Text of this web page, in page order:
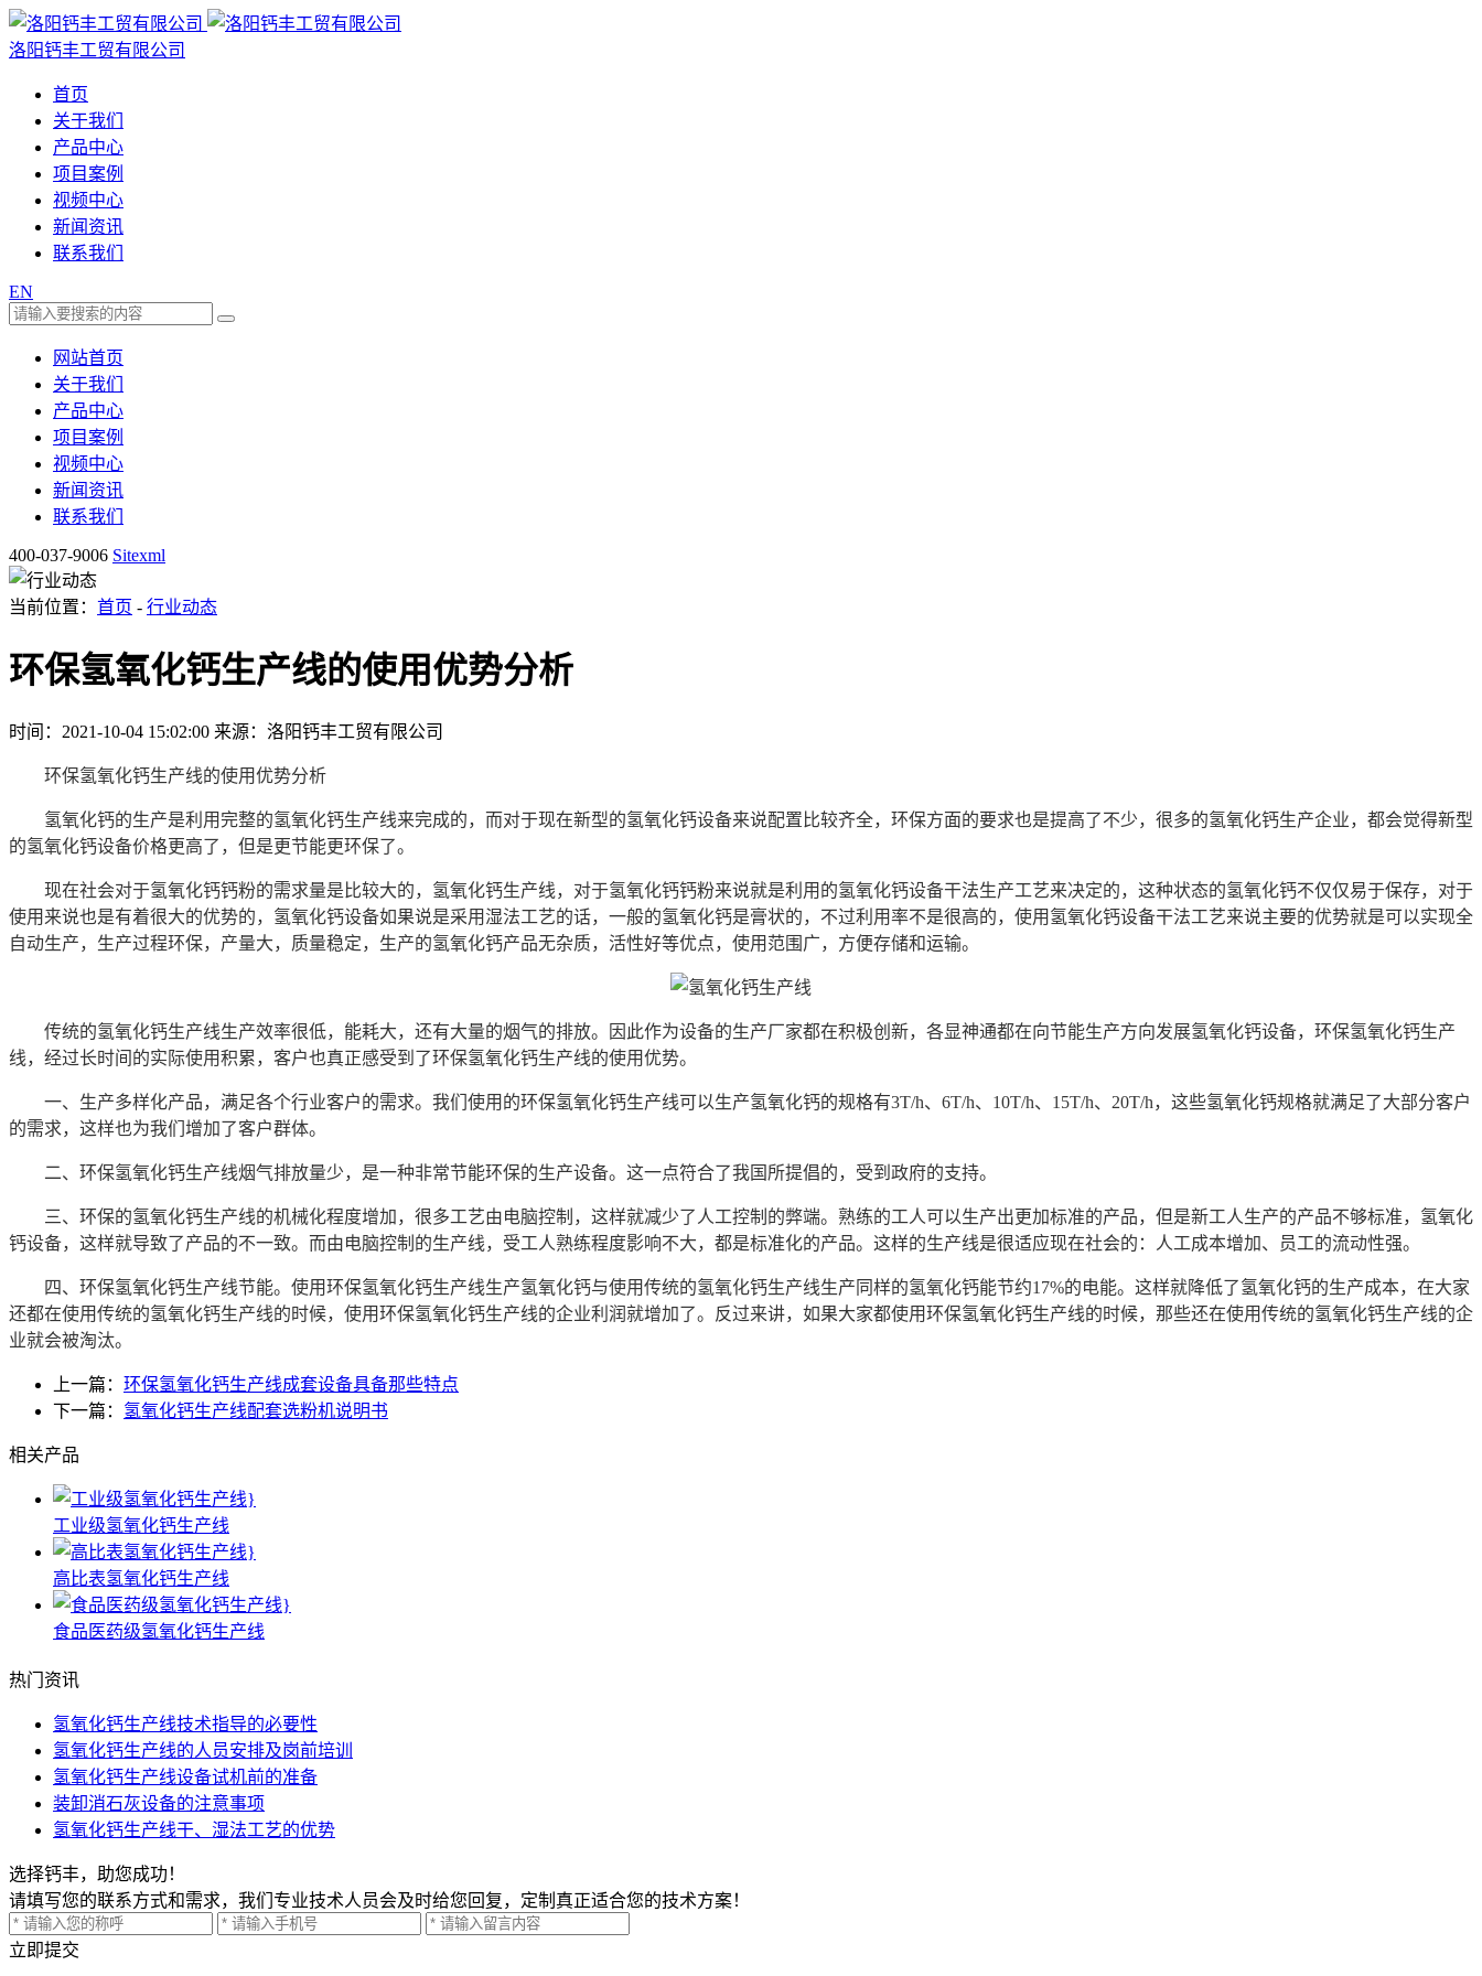
洛阳钙丰工贸有限公司
首页
关于我们
产品中心
项目案例
视频中心
新闻资讯
联系我们
EN
网站首页
关于我们
产品中心
项目案例
视频中心
新闻资讯
联系我们
400-037-9006 Sitexml
当前位置： 首页 - 行业动态
环保氢氧化钙生产线的使用优势分析
时间：2021-10-04 15:02:00 来源：洛阳钙丰工贸有限公司
环保氢氧化钙生产线的使用优势分析
氢氧化钙的生产是利用完整的氢氧化钙生产线来完成的，而对于现在新型的氢氧化钙设备来说配置比较齐全，环保方面的要求也是提高了不少，很多的氢氧化钙生产企业，都会觉得新型
的氢氧化钙设备价格更高了，但是更节能更环保了。
现在社会对于氢氧化钙钙粉的需求量是比较大的，氢氧化钙生产线，对于氢氧化钙钙粉来说就是利用的氢氧化钙设备干法生产工艺来决定的，这种状态的氢氧化钙不仅仅易于保存，对于
使用来说也是有着很大的优势的，氢氧化钙设备如果说是采用湿法工艺的话，一般的氢氧化钙是膏状的，不过利用率不是很高的，使用氢氧化钙设备干法工艺来说主要的优势就是可以实现全
自动生产，生产过程环保，产量大，质量稳定，生产的氢氧化钙产品无杂质，活性好等优点，使用范围广，方便存储和运输。
传统的氢氧化钙生产线生产效率很低，能耗大，还有大量的烟气的排放。因此作为设备的生产厂家都在积极创新，各显神通都在向节能生产方向发展氢氧化钙设备，环保氢氧化钙生产
线，经过长时间的实际使用积累，客户也真正感受到了环保氢氧化钙生产线的使用优势。
一、生产多样化产品，满足各个行业客户的需求。我们使用的环保氢氧化钙生产线可以生产氢氧化钙的规格有3T/h、6T/h、10T/h、15T/h、20T/h，这些氢氧化钙规格就满足了大部分客户
的需求，这样也为我们增加了客户群体。
二、环保氢氧化钙生产线烟气排放量少，是一种非常节能环保的生产设备。这一点符合了我国所提倡的，受到政府的支持。
三、环保的氢氧化钙生产线的机械化程度增加，很多工艺由电脑控制，这样就减少了人工控制的弊端。熟练的工人可以生产出更加标准的产品，但是新工人生产的产品不够标准，氢氧化
钙设备，这样就导致了产品的不一致。而由电脑控制的生产线，受工人熟练程度影响不大，都是标准化的产品。这样的生产线是很适应现在社会的：人工成本增加、员工的流动性强。
四、环保氢氧化钙生产线节能。使用环保氢氧化钙生产线生产氢氧化钙与使用传统的氢氧化钙生产线生产同样的氢氧化钙能节约17%的电能。这样就降低了氢氧化钙的生产成本，在大家
还都在使用传统的氢氧化钙生产线的时候，使用环保氢氧化钙生产线的企业利润就增加了。反过来讲，如果大家都使用环保氢氧化钙生产线的时候，那些还在使用传统的氢氧化钙生产线的企
业就会被淘汰。
上一篇： 环保氢氧化钙生产线成套设备具备那些特点
下一篇： 氢氧化钙生产线配套选粉机说明书
相关产品
工业级氢氧化钙生产线
高比表氢氧化钙生产线
食品医药级氢氧化钙生产线
热门资讯
氢氧化钙生产线技术指导的必要性
氢氧化钙生产线的人员安排及岗前培训
氢氧化钙生产线设备试机前的准备
装卸消石灰设备的注意事项
氢氧化钙生产线干、湿法工艺的优势
选择钙丰，助您成功！
请填写您的联系方式和需求，我们专业技术人员会及时给您回复，定制真正适合您的技术方案！
立即提交